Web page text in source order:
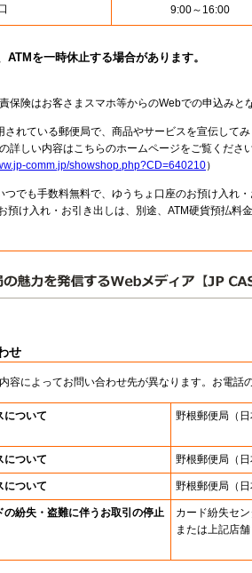
9:00～16:00
ATMを一時休止する場合があります。
保険はお客さまスマホ等からのWebでの申込みと
されている郵便局で、商品やサービスを宣伝して
詳しい内容はこちらのホームページをご覧くださ
comm.jp/showshop.php?CD=640210）
つでも手数料無料で、ゆうちょ口座のお預け入れ
預け入れ・お引き出しは、別途、ATM硬貨預払料
せ
容によってお問い合わせ先が異なります。お電話
について 野根郵便局 （
について 野根郵便局 （
について 野根郵便局 （
の紛失・盗難に伴うお取引の停止
カード紛失セ
または上記店舗